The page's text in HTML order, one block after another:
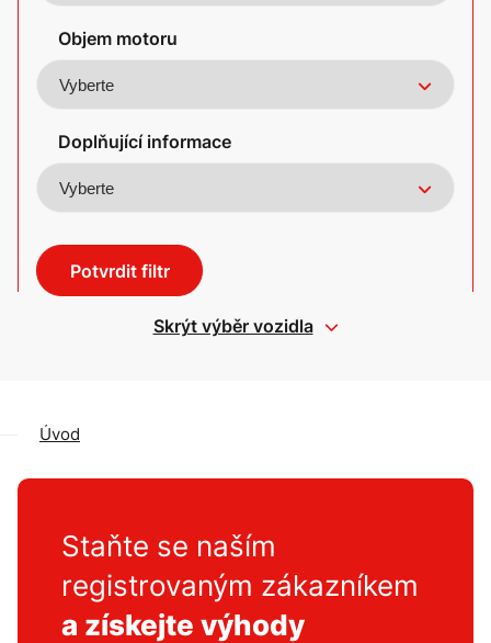
Objem motoru
Doplňující informace
Potvrdit filtr
Skrýt výběr vozidla
Úvod
Staňte se naším
registrovaným zákazníkem
a získejte výhody